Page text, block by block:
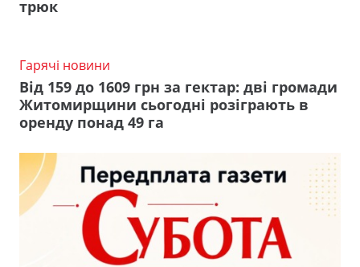
трюк
Гарячі новини
Від 159 до 1609 грн за гектар: дві громади
Житомирщини сьогодні розіграють в
оренду понад 49 га